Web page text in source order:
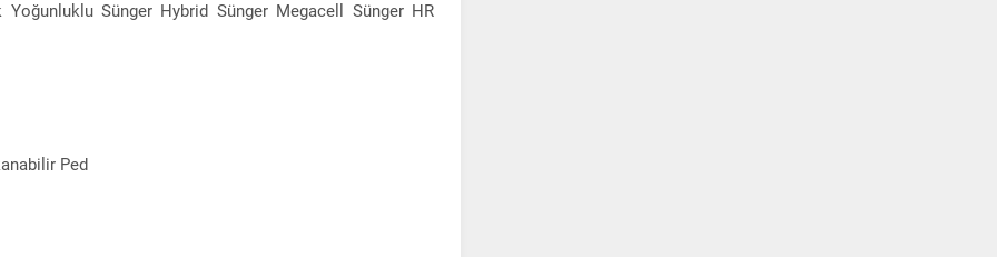
Sünger Hybrid Sünger Megacell Sünger HR
Ped